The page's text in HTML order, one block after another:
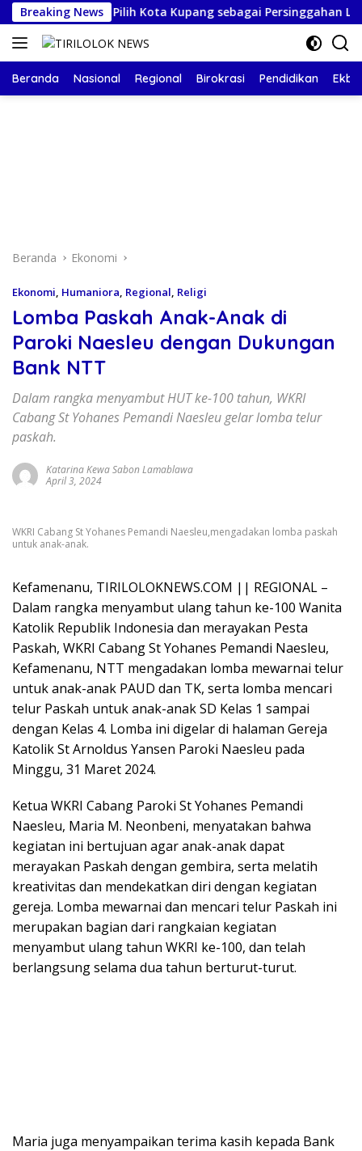
Langsung
ke
konten
Breaking News
Belanda Pilih Kota Kupang sebagai Persinggahan Liburan
Beranda Nasional Regional Birokrasi Pendidikan Ekbis
Beranda Ekonomi
Ekonomi, Humaniora, Regional, Religi
Lomba Paskah Anak-Anak di
Paroki Naesleu dengan Dukungan
Bank NTT
Dalam rangka menyambut HUT ke-100 tahun, WKRI
Cabang St Yohanes Pemandi Naesleu gelar lomba telur
paskah.
Katarina Kewa Sabon Lamablawa
April 3, 2024
WKRI Cabang St Yohanes Pemandi Naesleu,mengadakan lomba paskah
untuk anak-anak.
Kefamenanu, TIRILOLOKNEWS.COM || REGIONAL –
Dalam rangka menyambut ulang tahun ke-100 Wanita
Katolik Republik Indonesia dan merayakan Pesta
Paskah, WKRI Cabang St Yohanes Pemandi Naesleu,
Kefamenanu, NTT mengadakan lomba mewarnai telur
untuk anak-anak PAUD dan TK, serta lomba mencari
telur Paskah untuk anak-anak SD Kelas 1 sampai
dengan Kelas 4. Lomba ini digelar di halaman Gereja
Katolik St Arnoldus Yansen Paroki Naesleu pada
Minggu, 31 Maret 2024.
Ketua WKRI Cabang Paroki St Yohanes Pemandi
Naesleu, Maria M. Neonbeni, menyatakan bahwa
kegiatan ini bertujuan agar anak-anak dapat
merayakan Paskah dengan gembira, serta melatih
kreativitas dan mendekatkan diri dengan kegiatan
gereja. Lomba mewarnai dan mencari telur Paskah ini
merupakan bagian dari rangkaian kegiatan
menyambut ulang tahun WKRI ke-100, dan telah
berlangsung selama dua tahun berturut-turut.
Maria juga menyampaikan terima kasih kepada Bank